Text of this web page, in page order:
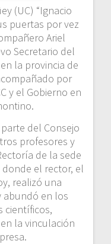
(UC) “Ignacio
puertas por vez
Ariel
Secretario del
la provincia de
por
y el Gobierno en
del Consejo
profesores y
de la sede
donde el rector, el
realizó una
abundó en los
científicos,
la vinculación